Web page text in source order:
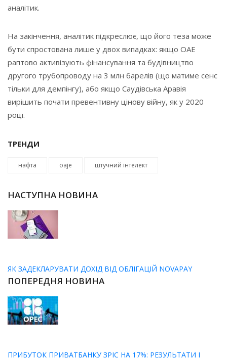
аналітик.
На закінчення, аналітик підкреслює, що його теза може
бути спростована лише у двох випадках: якщо ОАЕ
раптово активізують фінансування та будівництво
другого трубопроводу на 3 млн барелів (що матиме сенс
тільки для демпінгу), або якщо Саудівська Аравія
вирішить почати превентивну цінову війну, як у 2020
році.
ТРЕНДИ
нафта оаје штучний інтелект
НАСТУПНА НОВИНА
ЯК ЗАДЕКЛАРУВАТИ ДОХІД ВІД ОБЛІГАЦІЙ NOVAPAY
ПОПЕРЕДНЯ НОВИНА
ПРИБУТОК ПРИВАТБАНКУ ЗРІС НА 17%: РЕЗУЛЬТАТИ I